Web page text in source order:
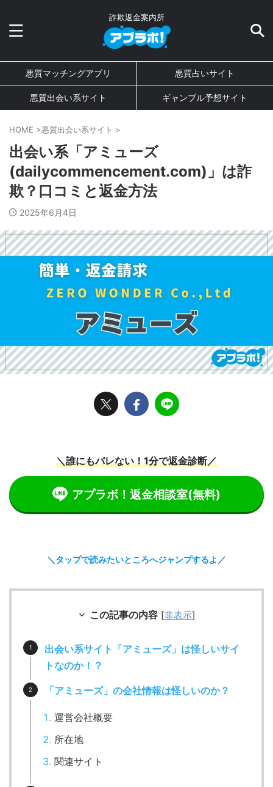
詐欺返金案内所
悪質マッチングアプリ 悪質占いサイト
悪質出会い系サイト ギャンブル予想サイト
HOME >悪質出会い系サイト >
出会い系「アミューズ
(dailycommencement.com)」は詐
欺？口コミと返金方法
2025年6月4日
＼誰にもバレない！1分で返金診断／
アプラボ！返金相談室(無料)
＼タップで読みたいところへジャンプするよ／
この記事の内容 [非表示]
出会い系サイト「アミューズ」は怪しいサイ
トなのか！？
「アミューズ」の会社情報は怪しいのか？
運営会社概要
所在地
関連サイト